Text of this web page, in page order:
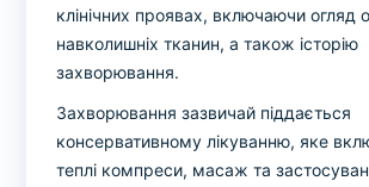
клінічних проявах, включаючи огляд
навколишніх тканин, а також історію
захворювання.
Захворювання зазвичай піддається
консервативному лікуванню, яке
теплі компреси, масаж та